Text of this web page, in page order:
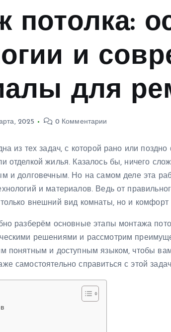
потолка:
и
для
2025 0 Комментарии
из тех задач, с которой рано или поздно
отделкой жилья. Казалось бы, ничего
и долговечным. Но на самом деле эта
и материалов. Ведь от
внешний вид комнаты, но и
разберём основные этапы монтажа
решениями и рассмотрим
понятным и доступным языком, чтобы
самостоятельно справиться с этой